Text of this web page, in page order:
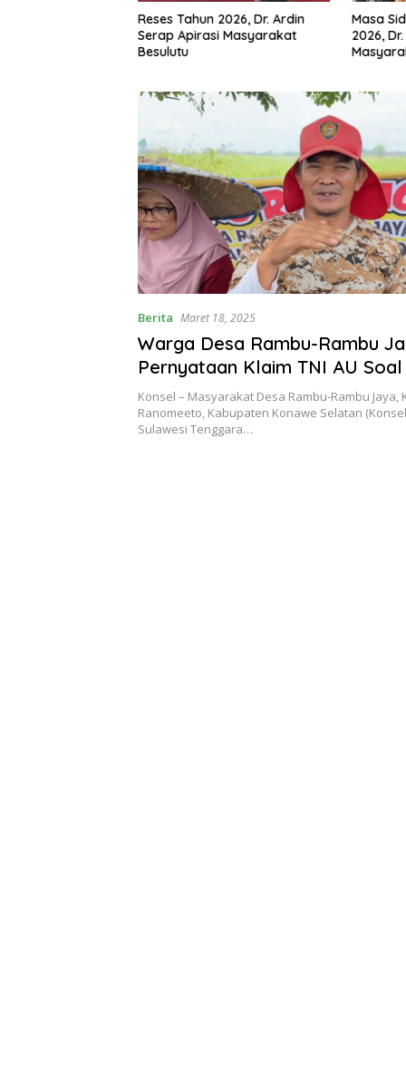
Reses Tahun 2026, Dr. Ardin
Serap Apirasi Masyarakat
Besulutu
Masa
2026,
Berita Maret 18, 2025
Warga Desa Rambu-Rambu
Pernyataan Klaim TNI AU Soal
Tidak Tepat
Konsel – Masyarakat Desa Rambu-Rambu Jaya,
Ranomeeto, Kabupaten Konawe Selatan
Sulawesi Tenggara…